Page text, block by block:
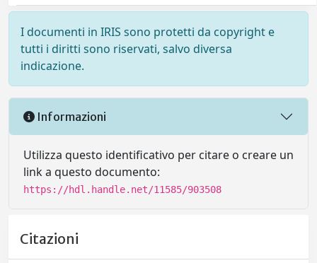
I documenti in IRIS sono protetti da copyright e
tutti i diritti sono riservati, salvo diversa
indicazione.
Informazioni
Utilizza questo identificativo per citare o creare un
link a questo documento:
https://hdl.handle.net/11585/903508
Citazioni